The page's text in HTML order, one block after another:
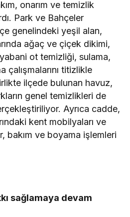
onarım ve temizlik
Park ve Bahçeler
genelindeki yeşil alan,
ağaç ve çiçek dikimi,
ot temizliği, sulama,
çalışmalarını titizlikle
ilçede bulunan havuz,
genel temizlikleri de
Ayrıca cadde,
kent mobilyaları ve
bakım ve boyama işlemleri
sağlamaya devam